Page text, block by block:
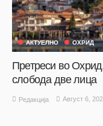
АКТУЕЛНО ОХРИД
Претреси во
слобода две лица
Редакција Август 6,